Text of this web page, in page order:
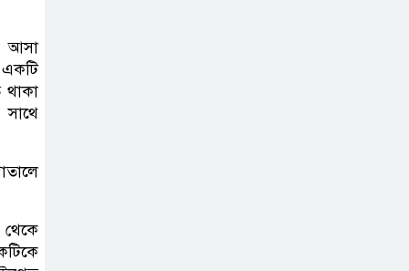
আসা
একটি
থেকে